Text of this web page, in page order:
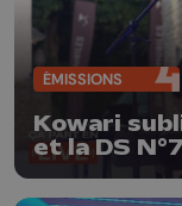
ÉMISSIONS
Kowari
et la DS N°7